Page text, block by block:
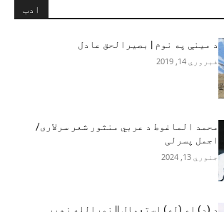
ادب
د مينې په نوم | بصيرالحق عادل
فبروري 14, 2019
محمد الماغوط د عربي منثور شعر سرلاری/
اجمل پسرلی
جنوري 13, 2024
د (د) او (له) استعمال || نورالله زهير